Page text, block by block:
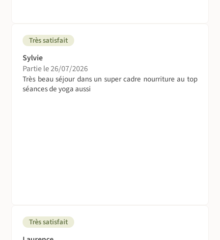
Très satisfait
Sylvie
Partie le 26/07/2026
Très beau séjour dans un super cadre nourriture au top
séances de yoga aussi
Très satisfait